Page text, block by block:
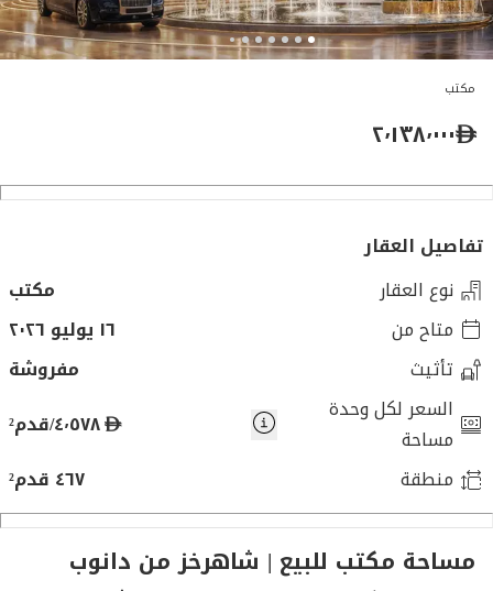
مكتب
٢٬١٣٨٬٠٠٠
تفاصيل العقار
نوع العقار
مكتب
متاح من
١٦ يوليو ٢٠٢٦
تأثيث
مفروشة
السعر لكل وحدة
مساحة
د
م
٤٬٥٧٨/قدم²
منطقة
٤٦٧ قدم²
مساحة مكتب للبيع | شاهرخز من دانوب